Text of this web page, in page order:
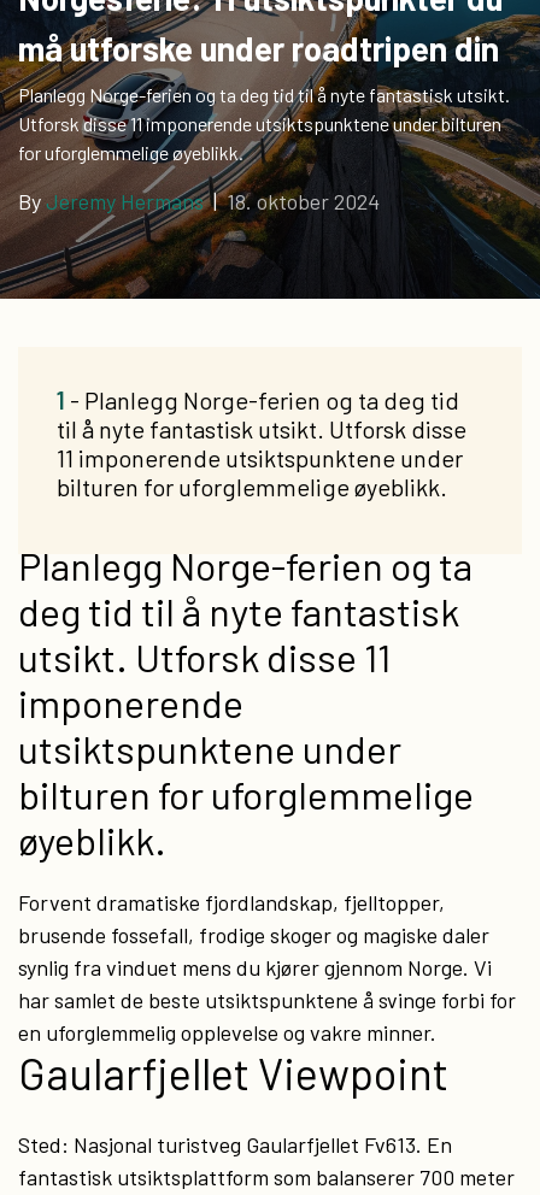
må utforske under roadtripen din
Planlegg Norge-ferien og ta deg tid til å nyte fantastisk utsikt.
Utforsk disse 11 imponerende utsiktspunktene under bilturen
for uforglemmelige øyeblikk.
ByJeremy Hermans|18. oktober 2024
Planlegg Norge-ferien og ta
deg tid til å nyte fantastisk
utsikt. Utforsk disse 11
imponerende
utsiktspunktene under
bilturen for uforglemmelige
øyeblikk.
Forvent dramatiske fjordlandskap, fjelltopper,
brusende fossefall, frodige skoger og magiske daler
synlig fra vinduet mens du kjører gjennom Norge. Vi
har samlet de beste utsiktspunktene å svinge forbi for
en uforglemmelig opplevelse og vakre minner.
Gaularfjellet Viewpoint
Sted: Nasjonal turistveg Gaularfjellet Fv613. En
fantastisk utsiktsplattform som balanserer 700 meter
1 - Planlegg Norge-ferien og ta deg tid
til å nyte fantastisk utsikt. Utforsk disse
11 imponerende utsiktspunktene under
bilturen for uforglemmelige øyeblikk.